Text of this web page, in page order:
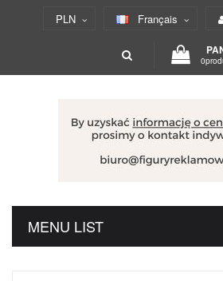
PLN Français
MENU LIST